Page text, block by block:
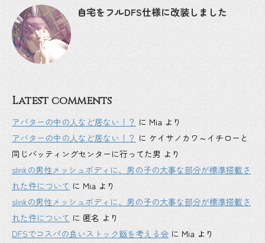
自宅をフルDFS仕様に改装しました
Latest comments
アバターの中の人など居ない！？ に Mia より
アバターの中の人など居ない！？ に ケイサノカワ～イチローと
同じバッティングセンターに行ってた男 より
slinkの男性メッシュボディに、男の子の大事な部分が標準搭載さ
れた件について に Mia より
slinkの男性メッシュボディに、男の子の大事な部分が標準搭載さ
れた件について に 匿名 より
DFSでコスパの良いストック飯を考える会 に Mia より